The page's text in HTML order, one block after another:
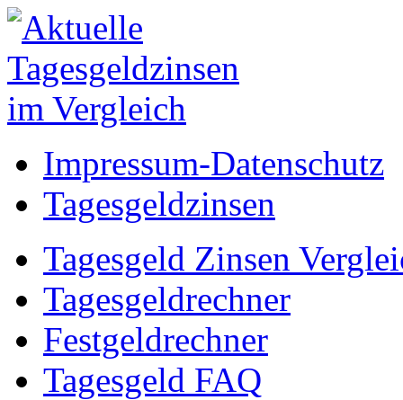
Impressum-Datenschutz
Tagesgeldzinsen
Tagesgeld Zinsen
Tagesgeldrechner
Festgeldrechner
Tagesgeld FAQ